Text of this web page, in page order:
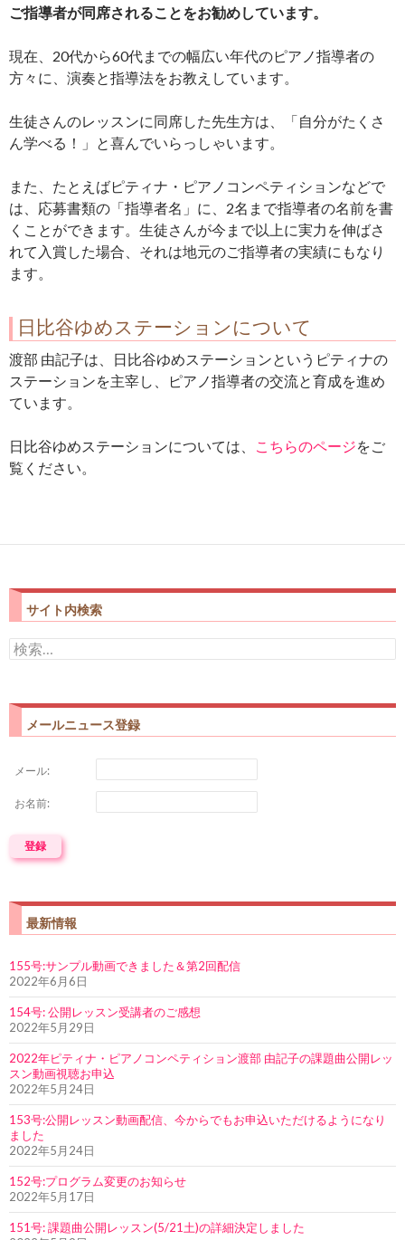
ご指導者が同席されることをお勧めしています。
現在、20代から60代までの幅広い年代のピアノ指導者の
方々に、演奏と指導法をお教えしています。
生徒さんのレッスンに同席した先生方は、「自分がたくさ
ん学べる！」と喜んでいらっしゃいます。
また、たとえばピティナ・ピアノコンペティションなどで
は、応募書類の「指導者名」に、2名まで指導者の名前を書
くことができます。生徒さんが今まで以上に実力を伸ばさ
れて入賞した場合、それは地元のご指導者の実績にもなり
ます。
日比谷ゆめステーションについて
渡部 由記子は、日比谷ゆめステーションというピティナの
ステーションを主宰し、ピアノ指導者の交流と育成を進め
ています。
日比谷ゆめステーションについては、 こちらのページをご
覧ください。
サイト内検索
検
索:
メールニュース登録
メール:
お名前:
最新情報
155号:サンプル動画できました＆第2回配信
2022年6月6日
154号: 公開レッスン受講者のご感想
2022年5月29日
2022年ピティナ・ピアノコンペティション渡部 由記子の課題曲公開レッ
スン動画視聴お申込
2022年5月24日
153号:公開レッスン動画配信、今からでもお申込いただけるようになり
ました
2022年5月24日
152号:プログラム変更のお知らせ
2022年5月17日
151号: 課題曲公開レッスン(5/21土)の詳細決定しました